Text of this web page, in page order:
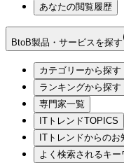
あなたの閲覧履歴
BtoB製品・サービスを探す
カテゴリーから探す
ランキングから探す
専門家一覧
ITトレンドTOPICS
ITトレンドからのお
よく検索されるキー